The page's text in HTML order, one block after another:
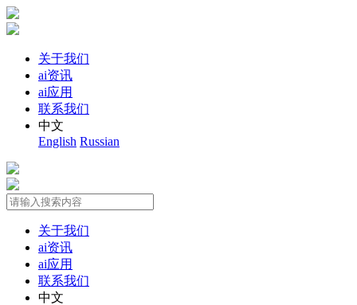
关于我们
ai资讯
ai应用
联系我们
中文
English Russian
关于我们
ai资讯
ai应用
联系我们
中文